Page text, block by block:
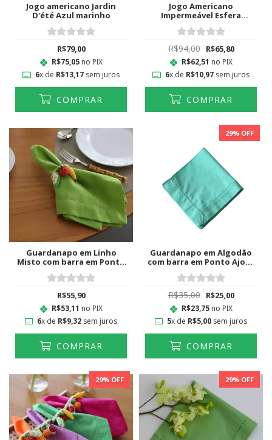
Jogo americano Jardin
D'été Azul marinho
R$79,00
R$75,05no PIX
6x de R$13,17sem juros
COMPRAR
Jogo Americano
Impermeável Esfera
Vermelho
R$94,00 R$65,80
R$62,51 no PIX
6x de R$10,97sem juros
COMPRAR
Guardanapo em Linho
Misto com barra em Ponto
Ajour Verde Lima
R$55,90
R$53,11 no PIX
6x de R$9,32 sem juros
COMPRAR
29% OFF
Guardanapo em Algodão
com barra em Ponto Ajour
Tiffany
R$35,00 R$25,00
R$23,75no PIX
5x de R$5,00 sem juros
COMPRAR
29% OFF 29% OFF